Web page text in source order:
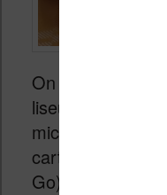
On trouve sur la
liseuse un
micro-USB et un
carte Micro-SD
Go).